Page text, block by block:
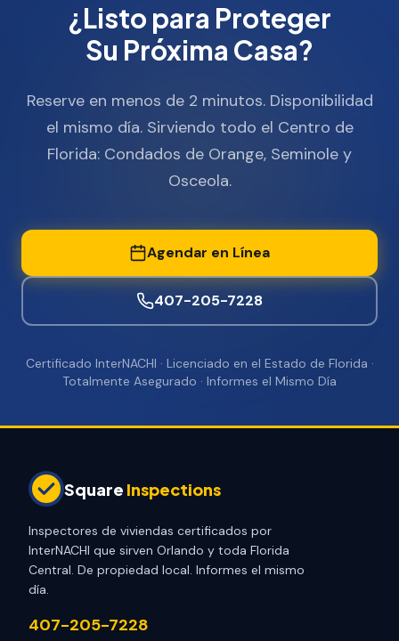
¿Listo para Proteger
Su Próxima Casa?
Reserve en menos de 2 minutos. Disponibilidad
el mismo día. Sirviendo todo el Centro de
Florida: Condados de Orange, Seminole y
Osceola.
Agendar en Línea
407-205-7228
Certificado InterNACHI · Licenciado en el Estado de Florida ·
Totalmente Asegurado · Informes el Mismo Día
Square Inspections
Inspectores de viviendas certificados por
InterNACHI que sirven Orlando y toda Florida
Central. De propiedad local. Informes el mismo
día.
407-205-7228